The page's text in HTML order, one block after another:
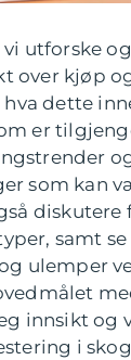
utforske
over kjøp
hva dette
er
som kan
diskutere
samt se
ulemper
innsikt og
i